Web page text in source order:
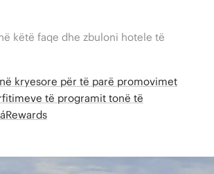
këtë faqe dhe zbuloni hotele të
kryesore për të parë promovimet
të programit tonë të